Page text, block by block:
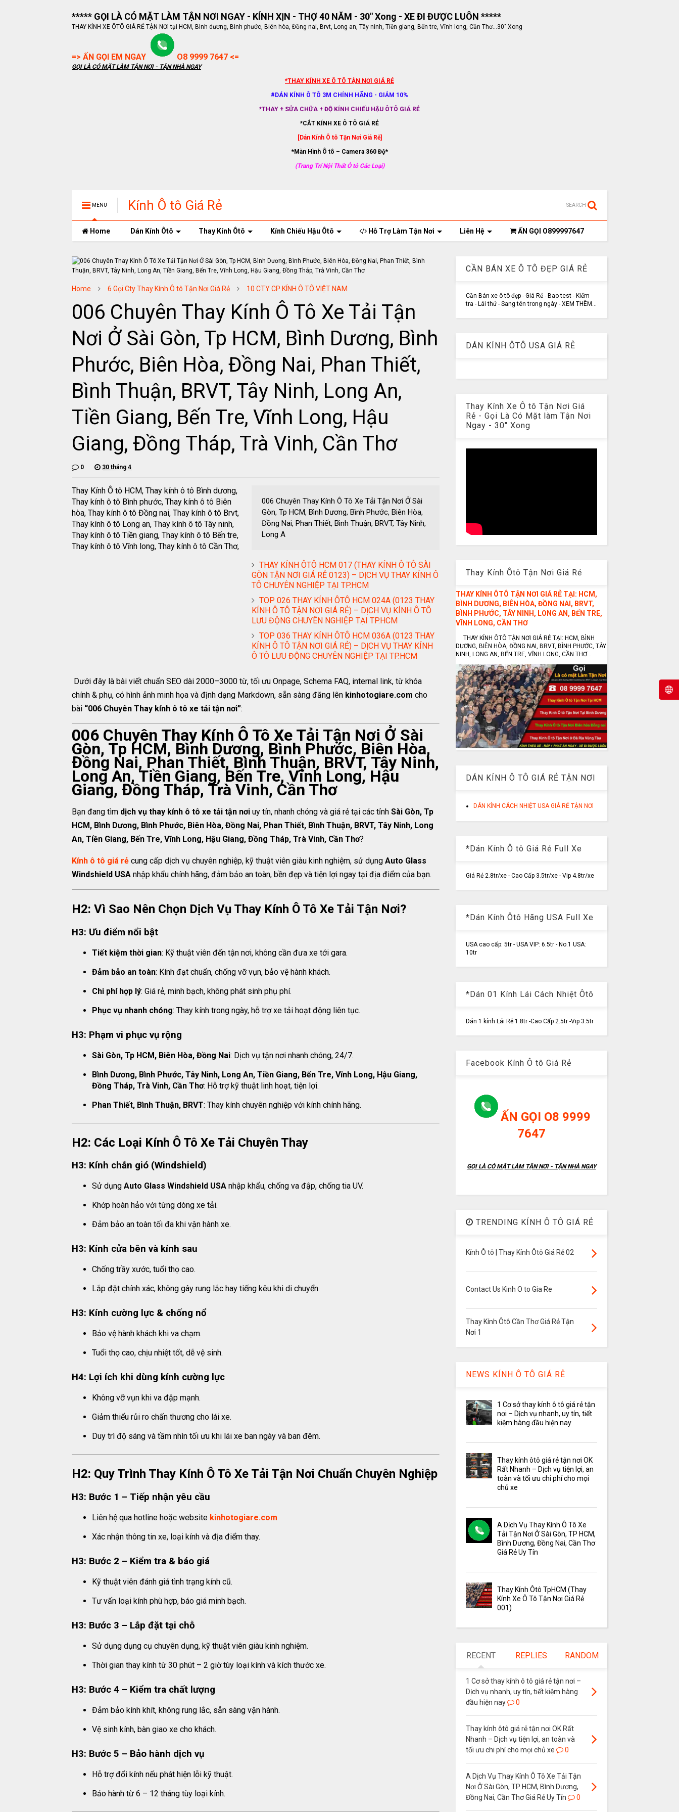
***** GỌI LÀ CÓ MẶT LÀM TẬN NƠI NGAY - KÍNH XỊN - THỢ 40 NĂM - 30" Xong - XE ĐI ĐƯỢC LUÔN *****
THAY KÍNH XE ÔTÔ GIÁ RẺ TẬN NƠI tại HCM, Bình dương, Bình phước, Biên hòa, Đồng nai, Brvt, Long an, Tây ninh, Tiền giang, Bến tre, Vĩnh long, Cần Thơ...30" Xong
=> ẤN GỌI EM NGAY O8 9999 7647 <=
GỌI LÀ CÓ MẶT LÀM TẬN NƠI - TẬN NHÀ NGAY
*THAY KÍNH XE Ô TÔ TẬN NƠI GIÁ RẺ
#DÁN KÍNH Ô TÔ 3M CHÍNH HÃNG - GIẢM 10%
*THAY + SỬA CHỮA + ĐỘ KÍNH CHIẾU HẬU ÔTÔ GIÁ RẺ
*CẮT KÍNH XE Ô TÔ GIÁ RẺ
[Dán Kính Ô tô Tận Nơi Giá Rẻ]
*Màn Hình Ô tô – Camera 360 Độ*
(Trang Trí Nội Thất Ô tô Các Loại)
MENU Kính Ô tô Giá Rẻ SEARCH
Home Dán Kính Ôtô Thay Kính Ôtô Kính Chiếu Hậu Ôtô Hỗ Trợ Làm Tận Nơi Liên Hệ ẤN GỌI O899997647
Home 6 Gọi Cty Thay Kính Ô tô Tận Nơi Giá Rẻ 10 CTY CP KÍNH Ô TÔ VIỆT NAM
006 Chuyên Thay Kính Ô Tô Xe Tải Tận
Nơi Ở Sài Gòn, Tp HCM, Bình Dương, Bình
Phước, Biên Hòa, Đồng Nai, Phan Thiết,
Bình Thuận, BRVT, Tây Ninh, Long An,
Tiền Giang, Bến Tre, Vĩnh Long, Hậu
Giang, Đồng Tháp, Trà Vinh, Cần Thơ
0 30 tháng 4
Thay Kính Ô tô HCM, Thay kính ô tô Bình dương,
Thay kính ô tô Bình phước, Thay kính ô tô Biên
hòa, Thay kính ô tô Đồng nai, Thay kính ô tô Brvt,
Thay kính ô tô Long an, Thay kính ô tô Tây ninh,
Thay kính ô tô Tiền giang, Thay kính ô tô Bến tre,
Thay kính ô tô Vĩnh long, Thay kính ô tô Cần Thơ,
006 Chuyên Thay Kính Ô Tô Xe Tải Tận Nơi Ở Sài
Gòn, Tp HCM, Bình Dương, Bình Phước, Biên Hòa,
Đồng Nai, Phan Thiết, Bình Thuận, BRVT, Tây Ninh,
Long A
THAY KÍNH ÔTÔ HCM 017 (THAY KÍNH Ô TÔ SÀI
GÒN TẬN NƠI GIÁ RẺ 0123) – DỊCH VỤ THAY KÍNH Ô
TÔ CHUYÊN NGHIỆP TẠI TP.HCM
TOP 026 THAY KÍNH ÔTÔ HCM 024A (0123 THAY
KÍNH Ô TÔ TẬN NƠI GIÁ RẺ) – DỊCH VỤ KÍNH Ô TÔ
LƯU ĐỘNG CHUYÊN NGHIỆP TẠI TP.HCM
TOP 036 THAY KÍNH ÔTÔ HCM 036A (0123 THAY
KÍNH Ô TÔ TẬN NƠI GIÁ RẺ) – DỊCH VỤ THAY KÍNH
Ô TÔ LƯU ĐỘNG CHUYÊN NGHIỆP TẠI TP.HCM
Dưới đây là bài viết chuẩn SEO dài 2000–3000 từ, tối ưu Onpage, Schema FAQ, internal link, từ khóa
chính & phụ, có hình ảnh minh họa và định dạng Markdown, sẵn sàng đăng lên kinhotogiare.com cho
bài “006 Chuyên Thay kính ô tô xe tải tận nơi”:
006 Chuyên Thay Kính Ô Tô Xe Tải Tận Nơi Ở Sài
Gòn, Tp HCM, Bình Dương, Bình Phước, Biên Hòa,
Đồng Nai, Phan Thiết, Bình Thuận, BRVT, Tây Ninh,
Long An, Tiền Giang, Bến Tre, Vĩnh Long, Hậu
Giang, Đồng Tháp, Trà Vinh, Cần Thơ
Bạn đang tìm dịch vụ thay kính ô tô xe tải tận nơi uy tín, nhanh chóng và giá rẻ tại các tỉnh Sài Gòn, Tp
HCM, Bình Dương, Bình Phước, Biên Hòa, Đồng Nai, Phan Thiết, Bình Thuận, BRVT, Tây Ninh, Long
An, Tiền Giang, Bến Tre, Vĩnh Long, Hậu Giang, Đồng Tháp, Trà Vinh, Cần Thơ?
Kính ô tô giá rẻ cung cấp dịch vụ chuyên nghiệp, kỹ thuật viên giàu kinh nghiệm, sử dụng Auto Glass
Windshield USA nhập khẩu chính hãng, đảm bảo an toàn, bền đẹp và tiện lợi ngay tại địa điểm của bạn.
H2: Vì Sao Nên Chọn Dịch Vụ Thay Kính Ô Tô Xe Tải Tận Nơi?
H3: Ưu điểm nổi bật
Tiết kiệm thời gian: Kỹ thuật viên đến tận nơi, không cần đưa xe tới gara.
Đảm bảo an toàn: Kính đạt chuẩn, chống vỡ vụn, bảo vệ hành khách.
Chi phí hợp lý: Giá rẻ, minh bạch, không phát sinh phụ phí.
Phục vụ nhanh chóng: Thay kính trong ngày, hỗ trợ xe tải hoạt động liên tục.
H3: Phạm vi phục vụ rộng
Sài Gòn, Tp HCM, Biên Hòa, Đồng Nai: Dịch vụ tận nơi nhanh chóng, 24/7.
Bình Dương, Bình Phước, Tây Ninh, Long An, Tiền Giang, Bến Tre, Vĩnh Long, Hậu Giang,
Đồng Tháp, Trà Vinh, Cần Thơ: Hỗ trợ kỹ thuật linh hoạt, tiện lợi.
Phan Thiết, Bình Thuận, BRVT: Thay kính chuyên nghiệp với kính chính hãng.
H2: Các Loại Kính Ô Tô Xe Tải Chuyên Thay
H3: Kính chắn gió (Windshield)
Sử dụng Auto Glass Windshield USA nhập khẩu, chống va đập, chống tia UV.
Khớp hoàn hảo với từng dòng xe tải.
Đảm bảo an toàn tối đa khi vận hành xe.
H3: Kính cửa bên và kính sau
Chống trầy xước, tuổi thọ cao.
Lắp đặt chính xác, không gây rung lắc hay tiếng kêu khi di chuyển.
H3: Kính cường lực & chống nổ
Bảo vệ hành khách khi va chạm.
Tuổi thọ cao, chịu nhiệt tốt, dễ vệ sinh.
H4: Lợi ích khi dùng kính cường lực
Không vỡ vụn khi va đập mạnh.
Giảm thiểu rủi ro chấn thương cho lái xe.
Duy trì độ sáng và tầm nhìn tối ưu khi lái xe ban ngày và ban đêm.
H2: Quy Trình Thay Kính Ô Tô Xe Tải Tận Nơi Chuẩn Chuyên Nghiệp
H3: Bước 1 – Tiếp nhận yêu cầu
Liên hệ qua hotline hoặc website kinhotogiare.com
Xác nhận thông tin xe, loại kính và địa điểm thay.
H3: Bước 2 – Kiểm tra & báo giá
Kỹ thuật viên đánh giá tình trạng kính cũ.
Tư vấn loại kính phù hợp, báo giá minh bạch.
H3: Bước 3 – Lắp đặt tại chỗ
Sử dụng dụng cụ chuyên dụng, kỹ thuật viên giàu kinh nghiệm.
Thời gian thay kính từ 30 phút – 2 giờ tùy loại kính và kích thước xe.
H3: Bước 4 – Kiểm tra chất lượng
Đảm bảo kính khít, không rung lắc, sẵn sàng vận hành.
Vệ sinh kính, bàn giao xe cho khách.
H3: Bước 5 – Bảo hành dịch vụ
Hỗ trợ đổi kính nếu phát hiện lỗi kỹ thuật.
Bảo hành từ 6 – 12 tháng tùy loại kính.
CẦN BÁN XE Ô TÔ ĐẸP GIÁ RẺ
Cần Bán xe ô tô đẹp - Giá Rẻ - Bao test - Kiểm
tra - Lái thử - Sang tên trong ngày - XEM THÊM...
DÁN KÍNH ÔTÔ USA GIÁ RẺ
Thay Kính Xe Ô tô Tận Nơi Giá
Rẻ - Gọi Là Có Mặt làm Tận Nơi
Ngay - 30" Xong
Thay Kính Ôtô Tận Nơi Giá Rẻ
THAY KÍNH ÔTÔ TẬN NƠI GIÁ RẺ TẠI: HCM,
BÌNH DƯƠNG, BIÊN HÒA, ĐỒNG NAI, BRVT,
BÌNH PHƯỚC, TÂY NINH, LONG AN, BẾN TRE,
VĨNH LONG, CẦN THƠ
THAY KÍNH ÔTÔ TẬN NƠI GIÁ RẺ TẠI: HCM, BÌNH
DƯƠNG, BIÊN HÒA, ĐỒNG NAI, BRVT, BÌNH PHƯỚC, TÂY
NINH, LONG AN, BẾN TRE, VĨNH LONG, CẦN THƠ...
DÁN KÍNH Ô TÔ GIÁ RẺ TẬN NƠI
DÁN KÍNH CÁCH NHIỆT USA GIÁ RẺ TẬN NƠI
*Dán Kính Ô tô Giá Rẻ Full Xe
Giá Rẻ 2.8tr/xe - Cao Cấp 3.5tr/xe - Vip 4.8tr/xe
*Dán Kính Ôtô Hãng USA Full Xe
USA cao cấp: 5tr - USA VIP: 6.5tr - No.1 USA:
10tr
*Dán 01 Kính Lái Cách Nhiệt Ôtô
Dán 1 kính Lái Rẻ 1.8tr -Cao Cấp 2.5tr -Vip 3.5tr
Facebook Kính Ô tô Giá Rẻ
ẤN GỌI O8 9999
7647
GỌI LÀ CÓ MẶT LÀM TẬN NƠI - TẬN NHÀ NGAY
TRENDING KÍNH Ô TÔ GIÁ RẺ
Kính Ô tô | Thay Kính Ôtô Giá Rẻ 02
Contact Us Kinh O to Gia Re
Thay Kính Ôtô Cần Thơ Giá Rẻ Tận
Nơi 1
NEWS KÍNH Ô TÔ GIÁ RẺ
1 Cơ sở thay kính ô tô giá rẻ tận
nơi – Dịch vụ nhanh, uy tín, tiết
kiệm hàng đầu hiện nay
Thay kính ôtô giá rẻ tận nơi OK
Rất Nhanh – Dịch vụ tiện lợi, an
toàn và tối ưu chi phí cho mọi
chủ xe
A Dịch Vụ Thay Kính Ô Tô Xe
Tải Tận Nơi Ở Sài Gòn, TP HCM,
Bình Dương, Đồng Nai, Cần Thơ
Giá Rẻ Uy Tín
Thay Kính Ôtô TpHCM (Thay
Kính Xe Ô Tô Tận Nơi Giá Rẻ
001)
RECENT REPLIES RANDOM
1 Cơ sở thay kính ô tô giá rẻ tận nơi –
Dịch vụ nhanh, uy tín, tiết kiệm hàng
đầu hiện nay
0
Thay kính ôtô giá rẻ tận nơi OK Rất
Nhanh – Dịch vụ tiện lợi, an toàn và
tối ưu chi phí cho mọi chủ xe
0
A Dịch Vụ Thay Kính Ô Tô Xe Tải Tận
Nơi Ở Sài Gòn, TP HCM, Bình Dương,
Đồng Nai, Cần Thơ Giá Rẻ Uy Tín
0